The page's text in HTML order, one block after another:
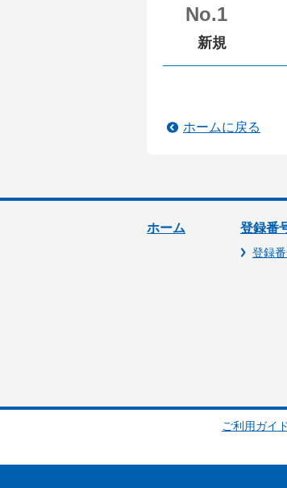
No.1
新規
ホームに戻る
ホーム 登録番
登録
ご利用ガイド